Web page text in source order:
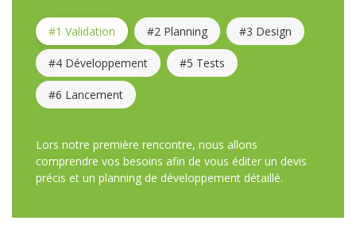
#1 Validation #2 Planning #3 Design
#4 Développement #5 Tests
#6 Lancement
Lors notre première rencontre, nous allons
comprendre vos besoins afin de vous éditer un devis
précis et un planning de développement détaillé.